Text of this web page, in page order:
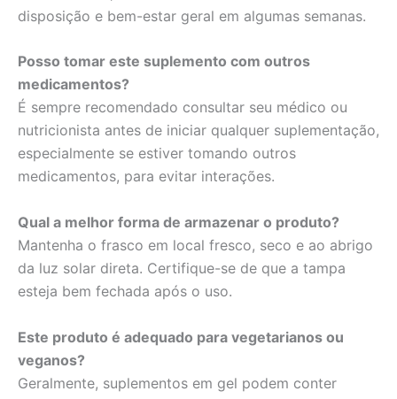
disposição e bem-estar geral em algumas semanas.
Posso tomar este suplemento com outros
medicamentos?
É sempre recomendado consultar seu médico ou
nutricionista antes de iniciar qualquer suplementação,
especialmente se estiver tomando outros
medicamentos, para evitar interações.
Qual a melhor forma de armazenar o produto?
Mantenha o frasco em local fresco, seco e ao abrigo
da luz solar direta. Certifique-se de que a tampa
esteja bem fechada após o uso.
Este produto é adequado para vegetarianos ou
veganos?
Geralmente, suplementos em gel podem conter